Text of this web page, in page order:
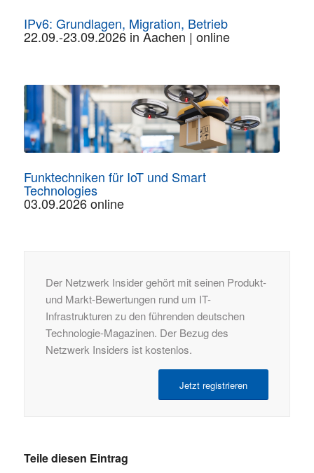
IPv6: Grundlagen, Migration, Betrieb
22.09.-23.09.2026 in Aachen | online
Funktechniken für IoT und Smart
Technologies
03.09.2026 online
Der Netzwerk Insider gehört mit seinen Produkt-
und Markt-Bewertungen rund um IT-
Infrastrukturen zu den führenden deutschen
Technologie-Magazinen. Der Bezug des
Netzwerk Insiders ist kostenlos.
Jetzt registrieren
Teile diesen Eintrag